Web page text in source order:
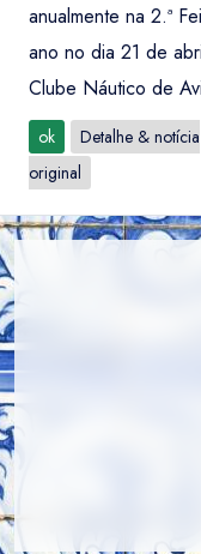
anualmente na 2.ª
ano no dia 21 de
Clube Náutico de
ok
Detalhe & notícia
original